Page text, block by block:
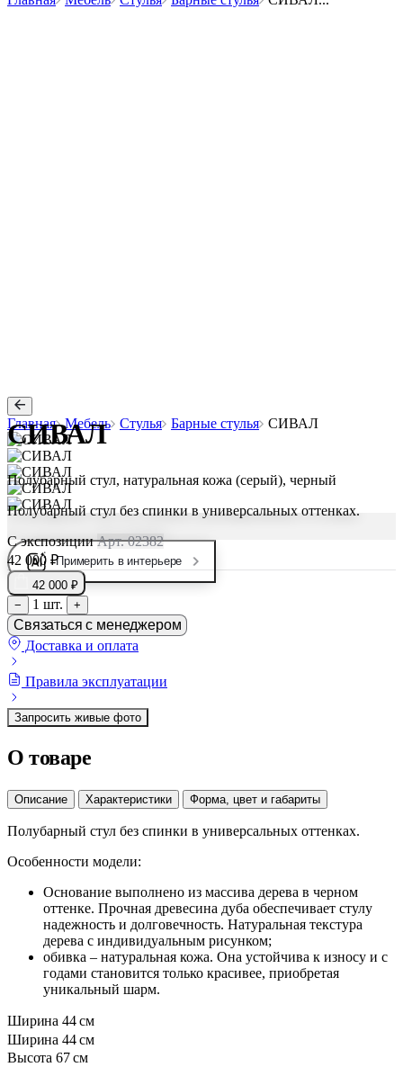
Главная Мебель Стулья Барные стулья СИВАЛ
Примерить в интерьере
СИВАЛ
Полубарный стул, натуральная кожа (серый), черный
Полубарный стул без спинки в универсальных оттенках.
С экспозиции Арт. 02382
42 000 ₽
42 000 ₽
−
1 шт. +
Связаться с менеджером
Доставка и оплата
Правила эксплуатации
Запросить живые фото
О товаре
Описание Характеристики Форма, цвет и габариты
Полубарный стул без спинки в универсальных оттенках.
Особенности модели:
Основание выполнено из массива дерева в черном
оттенке. Прочная древесина дуба обеспечивает стулу
надежность и долговечность. Натуральная текстура
дерева с индивидуальным рисунком;
обивка – натуральная кожа. Она устойчива к износу и с
годами становится только красивее, приобретая
уникальный шарм.
Ширина 44 см
Ширина 44 см
Высота 67 см